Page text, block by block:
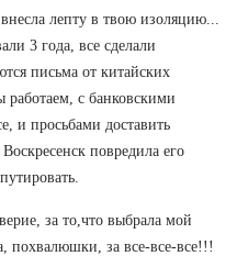
лепту в твою изоляцию...
3 года, все сделали
письма от китайских
с банковскими
и просьбами доставить
повредила его
за то,что выбрала мой
похвалюшки, за все-все-все!!!